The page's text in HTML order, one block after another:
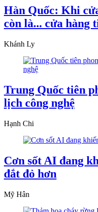
Hàn Quốc: Khi
còn là... cửa hàng
Khánh Ly
Trung Quốc tiên
lịch công nghệ
Hạnh Chi
Cơn sốt AI đang
đắt đỏ hơn
Mỹ Hân